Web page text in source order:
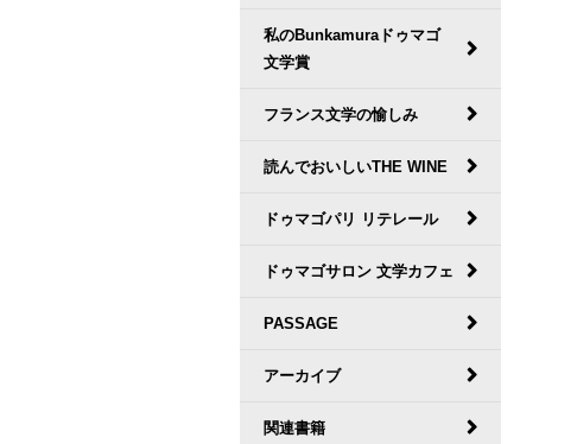
私のBunkamuraドゥマゴ
文学賞
フランス文学の愉しみ
読んでおいしいTHE WINE
ドゥマゴパリ リテレール
ドゥマゴサロン 文学カフェ
PASSAGE
アーカイブ
関連書籍